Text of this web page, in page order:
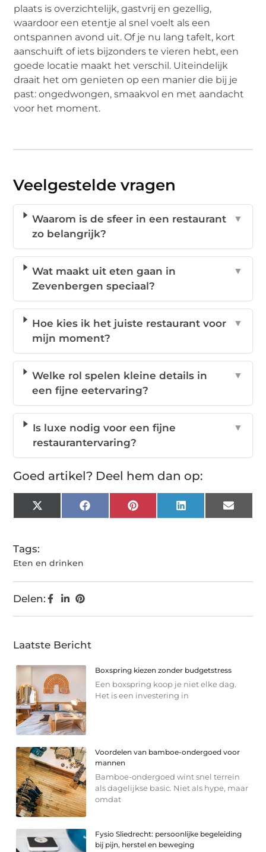
plaats is overzichtelijk, gastvrij en gezellig,
waardoor een etentje al snel voelt als een
ontspannen avond uit. Of je nu lang tafelt, kort
aanschuift of iets bijzonders te vieren hebt, een
goede locatie maakt het verschil. Uiteindelijk
draait het om genieten op een manier die bij je
past: ongedwongen, smaakvol en met aandacht
voor het moment.
Veelgestelde vragen
Waarom is de sfeer in een restaurant
zo belangrijk?
▼
Wat maakt uit eten gaan in
Zevenbergen speciaal?
▼
Hoe kies ik het juiste restaurant voor
mijn moment?
▼
Welke rol spelen kleine details in
een fijne eetervaring?
▼
Is luxe nodig voor een fijne
restaurantervaring?
▼
Goed artikel? Deel hem dan op:
X
(Twitter)
FacebookPinterest LinkedIn Email
Tags:
Eten en drinken
Delen:
Laatste Bericht
Boxspring kiezen zonder budgetstress
Een boxspring koop je niet elke dag.
Het is een investering in
Voordelen van bamboe-ondergoed voor
mannen
Bamboe-ondergoed wint snel terrein
als dagelijkse basic. Niet als hype, maar
omdat
Fysio Sliedrecht: persoonlijke begeleiding
bij pijn, herstel en beweging